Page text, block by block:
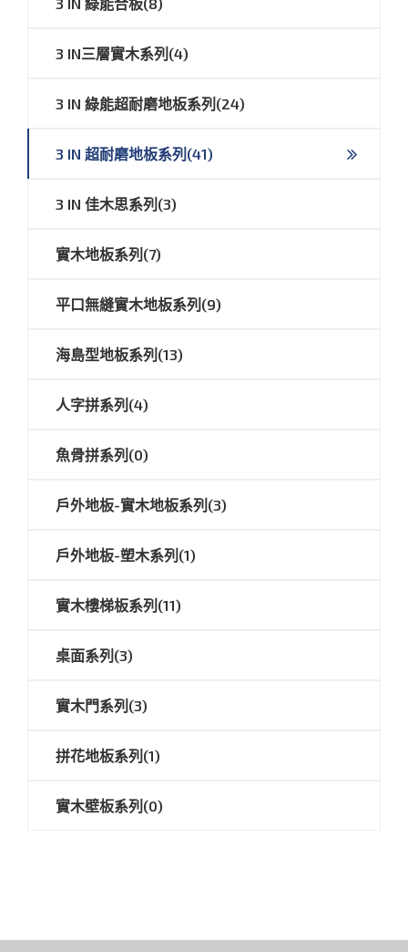
3 IN三層實木系列(4)
3 IN 綠能超耐磨地板系列(24)
3 IN 超耐磨地板系列(41)
3 IN 佳木思系列(3)
實木地板系列(7)
平口無縫實木地板系列(9)
海島型地板系列(13)
人字拼系列(4)
魚骨拼系列(0)
戶外地板-實木地板系列(3)
戶外地板-塑木系列(1)
實木樓梯板系列(11)
桌面系列(3)
實木門系列(3)
拼花地板系列(1)
實木壁板系列(0)